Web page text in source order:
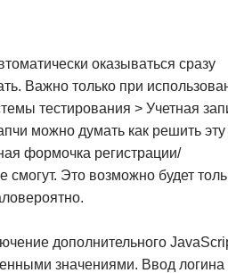
оказываться сразу
Важно только при
тестирования > Учетная
можно думать как решить эту
формочка регистрации/
Это возможно будет
дополнительного
значениями. Ввод логина